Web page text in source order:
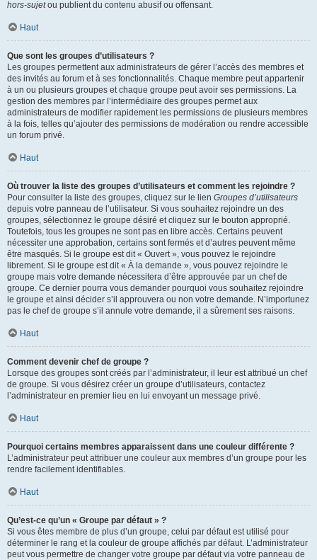
hors-sujetou publient du contenu abusif ou offensant.
Haut
Que sont les groupes d’utilisateurs ?
Les groupes permettent aux administrateurs de gérer l’accès des membres et
des invités au forum et à ses fonctionnalités. Chaque membre peut appartenir
à un ou plusieurs groupes et chaque groupe peut avoir ses permissions. La
gestion des membres par l’intermédiaire des groupes permet aux
administrateurs de modifier rapidement les permissions de plusieurs membres
à la fois, telles qu’ajouter des permissions de modération ou rendre accessible
un forum privé.
Haut
Où trouver la liste des groupes d’utilisateurs et comment les rejoindre ?
Pour consulter la liste des groupes, cliquez sur le lien Groupes d’utilisateurs
depuis votre panneau de l’utilisateur. Si vous souhaitez rejoindre un des
groupes, sélectionnez le groupe désiré et cliquez sur le bouton approprié.
Toutefois, tous les groupes ne sont pas en libre accès. Certains peuvent
nécessiter une approbation, certains sont fermés et d’autres peuvent même
être masqués. Si le groupe est dit « Ouvert », vous pouvez le rejoindre
librement. Si le groupe est dit « À la demande », vous pouvez rejoindre le
groupe mais votre demande nécessitera d’être approuvée par un chef de
groupe. Ce dernier pourra vous demander pourquoi vous souhaitez rejoindre
le groupe et ainsi décider s’il approuvera ou non votre demande. N’importunez
pas le chef de groupe s’il annule votre demande, il a sûrement ses raisons.
Haut
Comment devenir chef de groupe ?
Lorsque des groupes sont créés par l’administrateur, il leur est attribué un chef
de groupe. Si vous désirez créer un groupe d’utilisateurs, contactez
l’administrateur en premier lieu en lui envoyant un message privé.
Haut
Pourquoi certains membres apparaissent dans une couleur différente ?
L’administrateur peut attribuer une couleur aux membres d’un groupe pour les
rendre facilement identifiables.
Haut
Qu’est-ce qu’un « Groupe par défaut » ?
Si vous êtes membre de plus d’un groupe, celui par défaut est utilisé pour
déterminer le rang et la couleur de groupe affichés par défaut. L’administrateur
peut vous permettre de changer votre groupe par défaut via votre panneau de